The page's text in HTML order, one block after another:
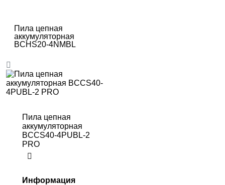
Пила цепная
аккумуляторная
BCHS20-4NMBL
Пила цепная
аккумуляторная
BCCS40-4PUBL-2
PRO
Информация